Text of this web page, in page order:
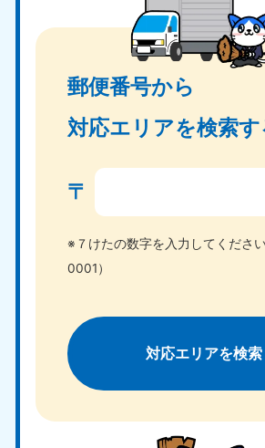
郵便番号から
対応エリアを検索す
〒
※７けたの数字を入力してくださ
0001）
対応エリアを検索